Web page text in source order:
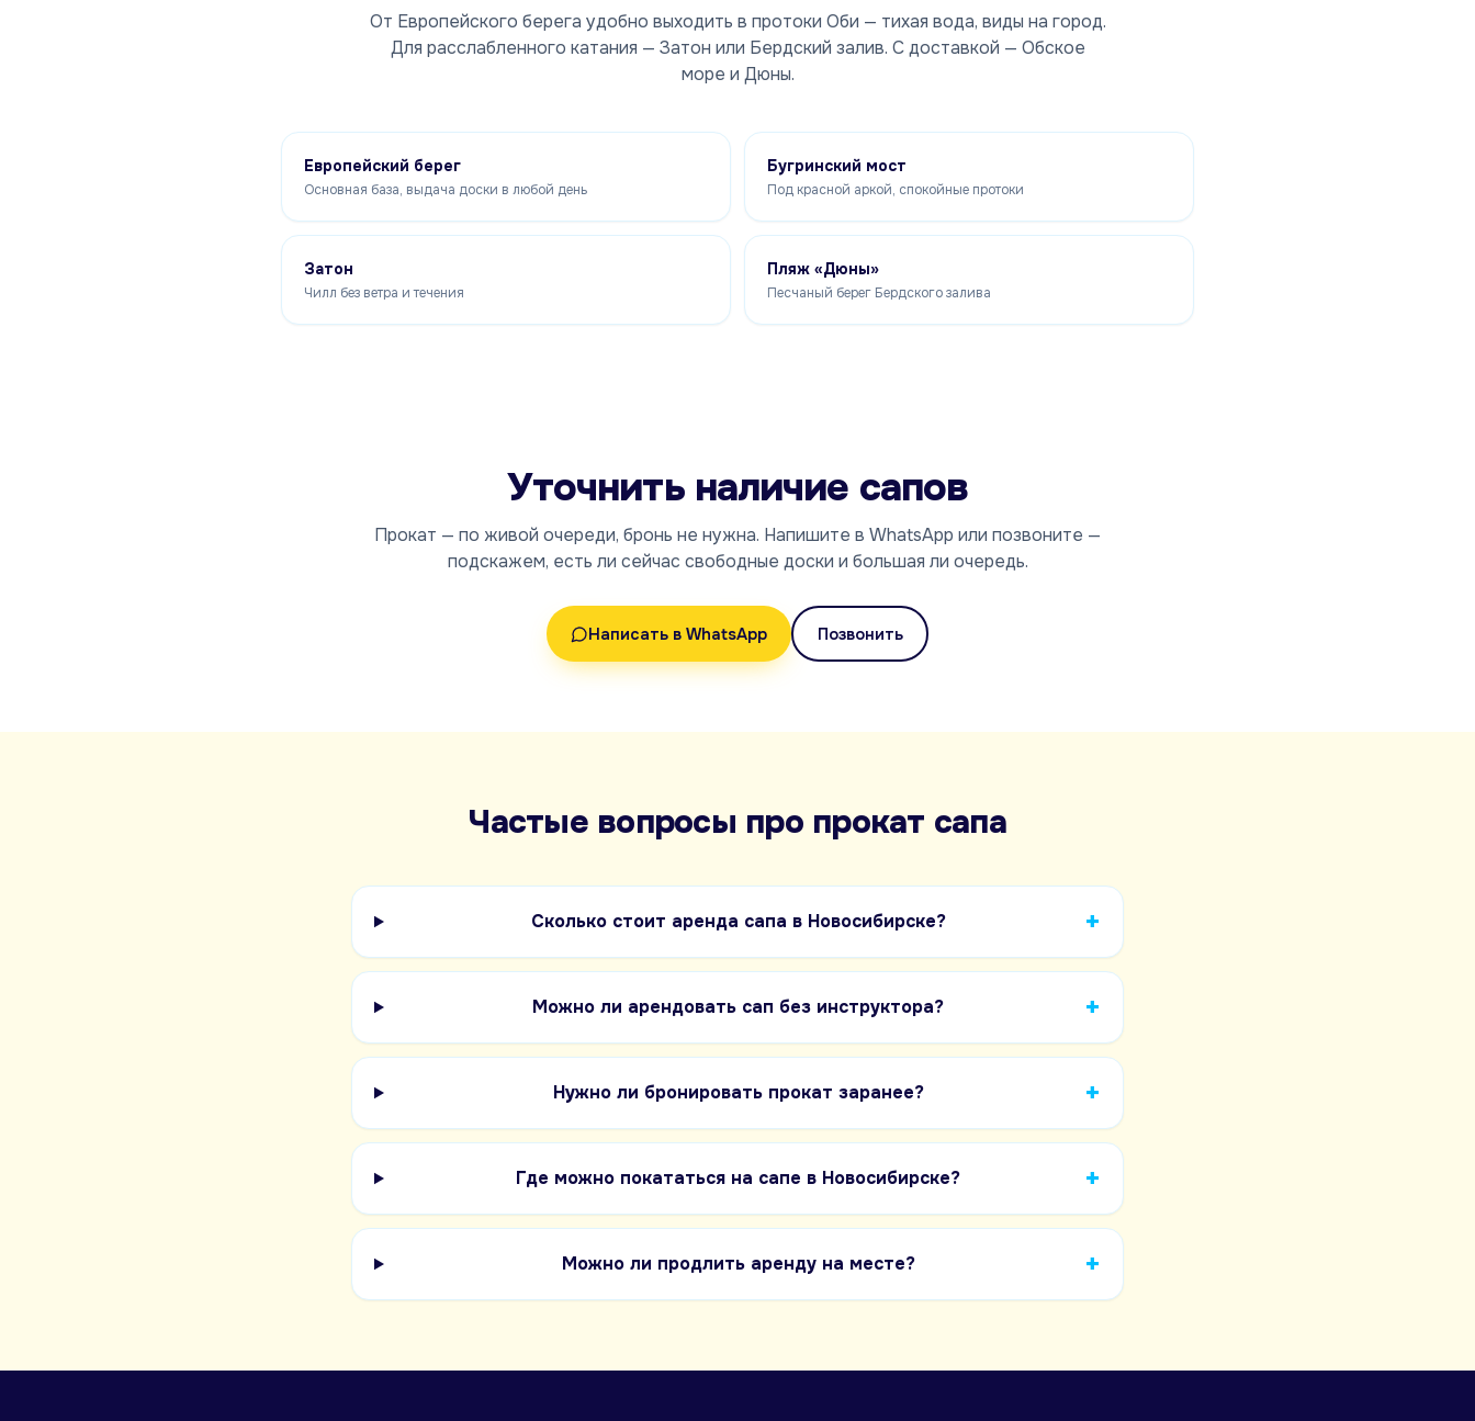
От Европейского берега удобно выходить в протоки Оби — тихая вода, виды на город.
Для расслабленного катания — Затон или Бердский залив. С доставкой — Обское
море и Дюны.
Европейский берег
Основная база, выдача доски в любой день
Бугринский мост
Под красной аркой, спокойные протоки
Затон
Чилл без ветра и течения
Пляж «Дюны»
Песчаный берег Бердского залива
Уточнить наличие сапов
Прокат — по живой очереди, бронь не нужна. Напишите в WhatsApp или позвоните —
подскажем, есть ли сейчас свободные доски и большая ли очередь.
Написать в WhatsApp Позвонить
Частые вопросы про прокат сапа
Сколько стоит аренда сапа в Новосибирске? +
Можно ли арендовать сап без инструктора? +
Нужно ли бронировать прокат заранее? +
Где можно покататься на сапе в Новосибирске? +
Можно ли продлить аренду на месте? +